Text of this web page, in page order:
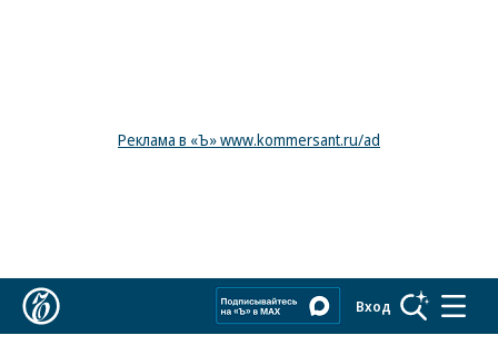
Реклама в «Ъ» www.kommersant.ru/ad
Вход